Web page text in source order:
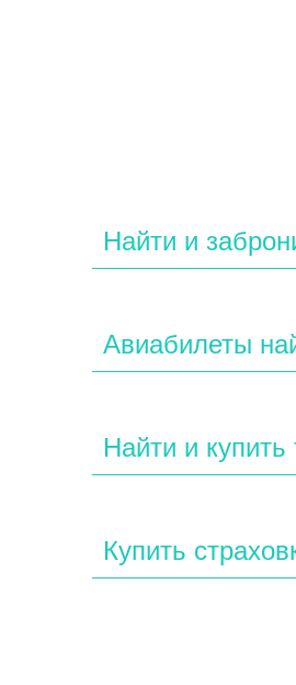
Найти и
Авиабилеты
Найти и купить
Купить